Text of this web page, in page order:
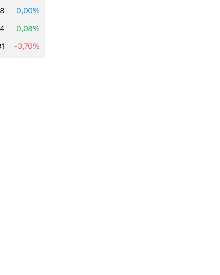
0,00%
0,08%
-3,70%